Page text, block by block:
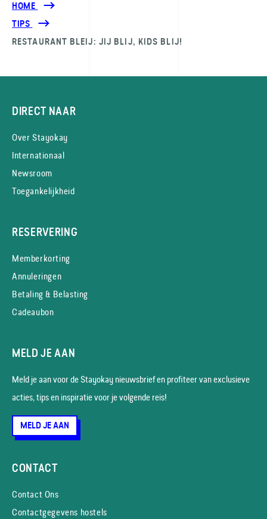
HOME
TIPS
RESTAURANT BLEIJ: JIJ BLIJ, KIDS BLIJ!
DIRECT NAAR
Over Stayokay
Internationaal
Newsroom
Toegankelijkheid
RESERVERING
Memberkorting
Annuleringen
Betaling & Belasting
Cadeaubon
MELD JE AAN
Meld je aan voor de Stayokay nieuws­brief en profiteer van exclusieve
acties, tips en inspiratie voor je volgende reis!
MELD JE AAN
CONTACT
Contact Ons
Contactgegevens hostels